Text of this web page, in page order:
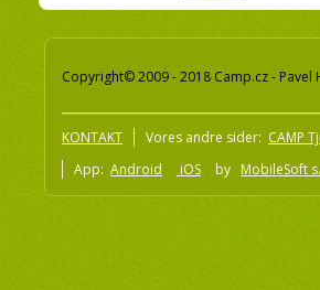
Copyright© 2009 - 2018 Camp.cz -
KONTAKT Vores andre sider: CAMP
App: Android iOS by MobileSoft